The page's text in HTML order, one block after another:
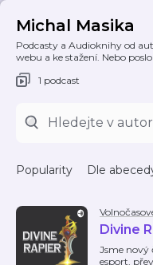
Michal Masika
Podcasty a Audioknihy od
webu a ke stažení. Nebo
1 podcast
Popularity Dle
Divine
Jsme nový
esport,